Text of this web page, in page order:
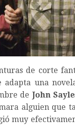
de corte
adapta una
de John
alguien que
muy